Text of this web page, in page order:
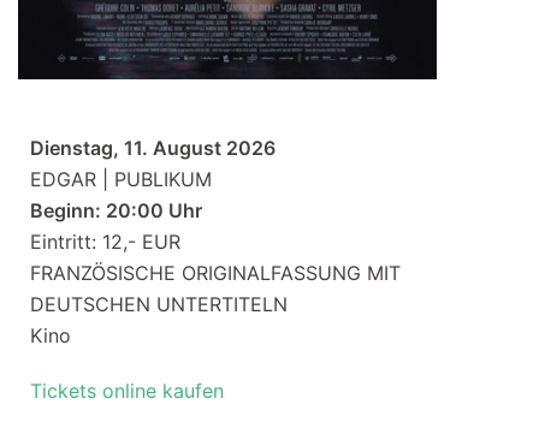
Dienstag, 11. August 2026
EDGAR | PUBLIKUM
Beginn: 20:00 Uhr
Eintritt: 12,- EUR
FRANZÖSISCHE ORIGINALFASSUNG MIT
DEUTSCHEN UNTERTITELN
Kino
Tickets online kaufen